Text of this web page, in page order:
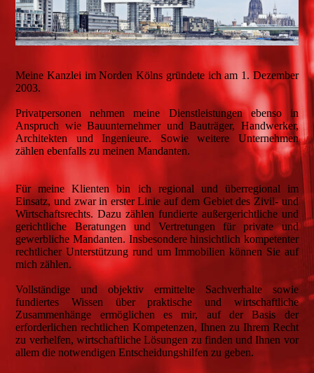
Meine Kanzlei im Norden Kölns gründete ich am 1. Dezember
2003.
Privatpersonen nehmen meine Dienstleistungen ebenso in
Anspruch wie Bauunternehmer und Bauträger, Handwerker,
Architekten und Ingenieure. Sowie weitere Unternehmen
zählen ebenfalls zu meinen Mandanten.
Für meine Klienten bin ich regional und überregional im
Einsatz, und zwar in erster Linie auf dem Gebiet des Zivil- und
Wirtschaftsrechts. Dazu zählen fundierte außergerichtliche und
gerichtliche Beratungen und Vertretungen für private und
gewerbliche Mandanten. Insbesondere hinsichtlich kompetenter
rechtlicher Unterstützung rund um Immobilien können Sie auf
mich zählen.
Vollständige und objektiv ermittelte Sachverhalte sowie
fundiertes Wissen über praktische und wirtschaftliche
Zusammenhänge ermöglichen es mir, auf der Basis der
erforderlichen rechtlichen Kompetenzen, Ihnen zu Ihrem Recht
zu verhelfen, wirtschaftliche Lösungen zu finden und Ihnen vor
allem die notwendigen Entscheidungshilfen zu geben.